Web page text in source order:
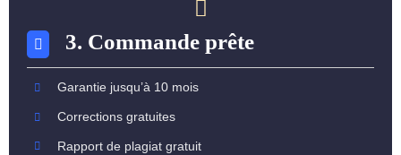
3. Commande prête
Garantie jusqu’à 10 mois
Corrections gratuites
Rapport de plagiat gratuit